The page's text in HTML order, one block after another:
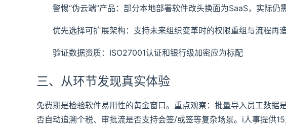
警惕“伪云端”产品：部分本地部署软件改头换面为SaaS，实际仍
优先选择可扩展架构：支持未来组织变革时的权限重组与流程再
验证数据资质：ISO27001认证和银行级加密应为标配
三、从环节发现真实体验
免费期是检验软件易用性的黄金窗口。重点观察：批量导入员工数据
否自动追溯个税、审批流是否支持会签/或签等复杂场景。i人事提供